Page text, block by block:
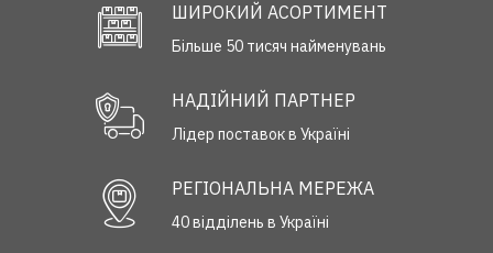
ШИРОКИЙ АСОРТИМЕНТ
Більше 50 тисяч найменувань
НАДІЙНИЙ ПАРТНЕР
Лідер поставок в Україні
РЕГІОНАЛЬНА МЕРЕЖА
40 відділень в Україні